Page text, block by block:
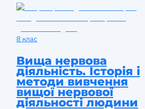
8 клас
Вища нервова
діяльність. Історія і
методи вивчення
вищої нервової
діяльності людини